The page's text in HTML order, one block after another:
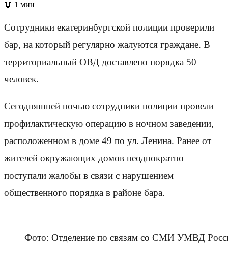
📖 1 мин
Сотрудники екатеринбургской полиции проверили
бар, на который регулярно жалуются граждане. В
территориальный ОВД доставлено порядка 50
человек.
Сегодняшней ночью сотрудники полиции провели
профилактическую операцию в ночном заведении,
расположенном в доме 49 по ул. Ленина. Ранее от
жителей окружающих домов неоднократно
поступали жалобы в связи с нарушением
общественного порядка в районе бара.
Фото: Отделение по связям со СМИ УМВД